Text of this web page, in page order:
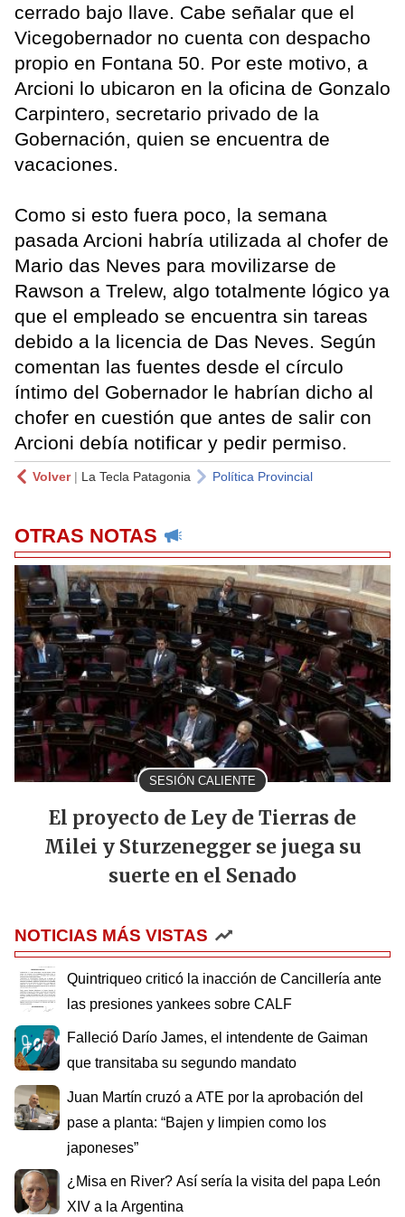
cerrado bajo llave. Cabe señalar que el
Vicegobernador no cuenta con despacho
propio en Fontana 50. Por este motivo, a
Arcioni lo ubicaron en la oficina de Gonzalo
Carpintero, secretario privado de la
Gobernación, quien se encuentra de
vacaciones.
Como si esto fuera poco, la semana
pasada Arcioni habría utilizada al chofer de
Mario das Neves para movilizarse de
Rawson a Trelew, algo totalmente lógico ya
que el empleado se encuentra sin tareas
debido a la licencia de Das Neves. Según
comentan las fuentes desde el círculo
íntimo del Gobernador le habrían dicho al
chofer en cuestión que antes de salir con
Arcioni debía notificar y pedir permiso.
Volver| La Tecla Patagonia Política Provincial
OTRAS NOTAS
SESIÓN CALIENTE
El proyecto de Ley de Tierras de
Milei y Sturzenegger se juega su
suerte en el Senado
NOTICIAS MÁS VISTAS
Quintriqueo criticó la inacción de Cancillería ante
las presiones yankees sobre CALF
Falleció Darío James, el intendente de Gaiman
que transitaba su segundo mandato
Juan Martín cruzó a ATE por la aprobación del
pase a planta: “Bajen y limpien como los
japoneses”
¿Misa en River? Así sería la visita del papa León
XIV a la Argentina